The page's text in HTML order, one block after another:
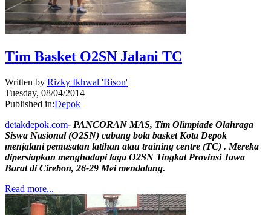
Tim Basket O2SN Jalani TC
Written by Rizky Ikhwal 'Bison'
Tuesday, 08/04/2014
Published in:Depok
detakdepok.com- PANCORAN MAS, Tim Olimpiade Olahraga
Siswa Nasional (O2SN) cabang bola basket Kota Depok
menjalani pemusatan latihan atau training centre (TC) . Mereka
dipersiapkan menghadapi laga O2SN Tingkat Provinsi Jawa
Barat di Cirebon, 26-29 Mei mendatang.
Read more...